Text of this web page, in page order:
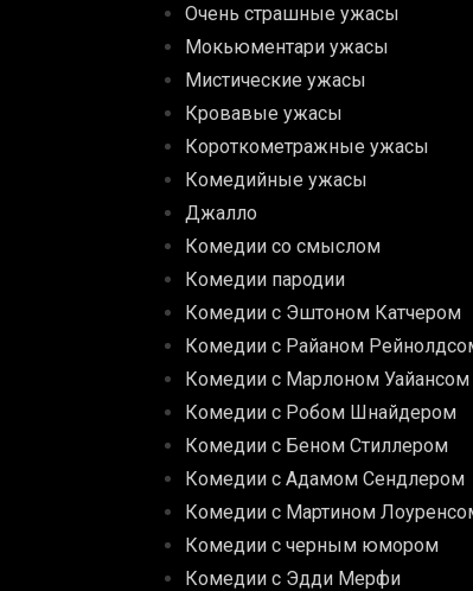
Очень страшные ужасы
Мокьюментари ужасы
Мистические ужасы
Кровавые ужасы
Короткометражные ужасы
Комедийные ужасы
Джалло
Комедии со смыслом
Комедии пародии
Комедии с Эштоном Катчером
Комедии с Райаном
Комедии с Марлоном Уайансом
Комедии с Робом Шнайдером
Комедии с Беном Стиллером
Комедии с Адамом Сендлером
Комедии с Мартином
Комедии с черным юмором
Комедии с Эдди Мерфи